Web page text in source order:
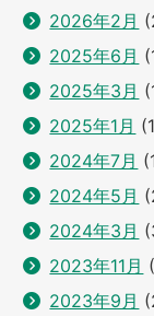
2026年2月
2025年6月
2025年3月
2025年1月
2024年7月
2024年5月
2024年3月
2023年11月
2023年9月